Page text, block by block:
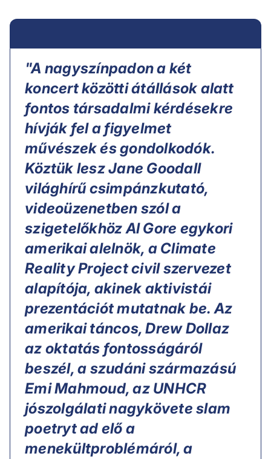
"A nagyszínpadon a két
koncert közötti átállások alatt
fontos társadalmi kérdésekre
hívják fel a figyelmet
művészek és gondolkodók.
Köztük lesz Jane Goodall
világhírű csimpánzkutató,
videoüzenetben szól a
szigetelőkhöz Al Gore egykori
amerikai alelnök, a Climate
Reality Project civil szervezet
alapítója, akinek aktivistái
prezentációt mutatnak be. Az
amerikai táncos, Drew Dollaz
az oktatás fontosságáról
beszél, a szudáni származású
Emi Mahmoud, az UNHCR
jószolgálati nagykövete slam
poetryt ad elő a
menekültproblémáról, a